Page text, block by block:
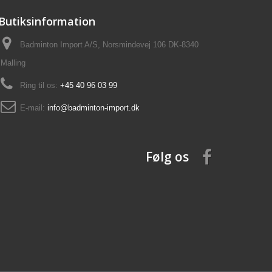
Badminton Import A/S, Norsmindevej 106 DK-8340
Malling
Ring til os: +45 40 96 03 99
E-mail: info@badminton-import.dk
Følg os